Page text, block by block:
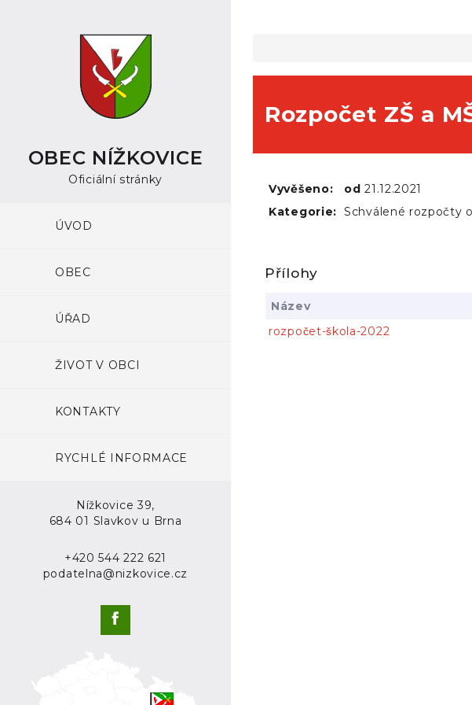
OBEC NÍŽKOVICE
Oficiální stránky
ÚVOD
OBEC
ÚŘAD
ŽIVOT V OBCI
KONTAKTY
RYCHLÉ INFORMACE
Nížkovice 39,
684 01 Slavkov u Brna
+420 544 222 621
podatelna@nizkovice.cz
Rozpočet ZŠ a
Vyvěšeno: od21.12.2021
Kategorie: Schválené rozpočty
Přílohy
Název
rozpočet-škola-2022